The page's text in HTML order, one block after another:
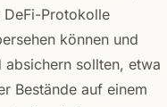
Protokolle
können und
absichern sollten, etwa
Bestände auf einem